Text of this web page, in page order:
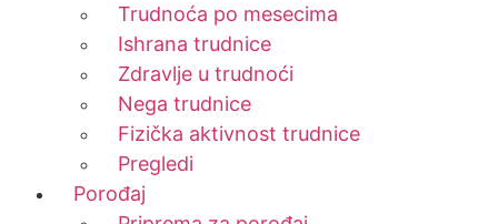
Trudnoća po mesecima
Ishrana trudnice
Zdravlje u trudnoći
Nega trudnice
Fizička aktivnost trudnice
Pregledi
Porođaj